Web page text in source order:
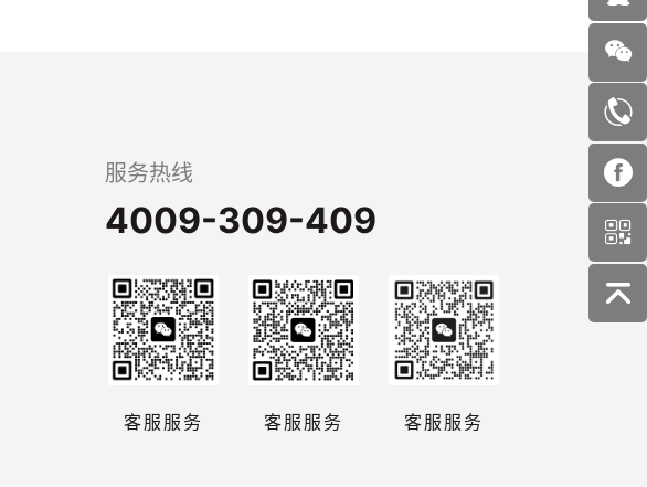
服务热线
4009-309-409
客服服务 客服服务 客服服务